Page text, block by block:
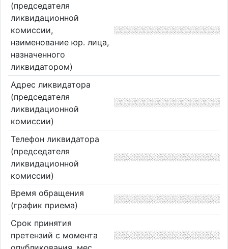
(председателя
ликвидационной
комиссии,
наименование юр. лица,
назначенного
ликвидатором)
Адрес ликвидатора
(председателя
ликвидационной
комиссии)
Телефон ликвидатора
(председателя
ликвидационной
комиссии)
Время обращения
(график приема)
Срок принятия
претензий с момента